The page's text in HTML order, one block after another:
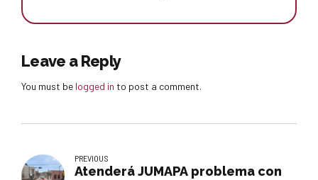
Leave a Reply
You must be logged in to post a comment.
PREVIOUS
Atenderá JUMAPA problema con